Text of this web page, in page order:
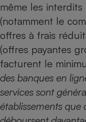
même les
(notamment le
offres à frais
(offres payantes
facturent le
des banques en
services sont
établissements que